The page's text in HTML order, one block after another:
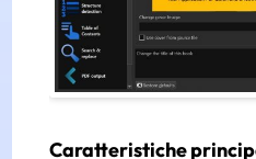
Caratteristiche